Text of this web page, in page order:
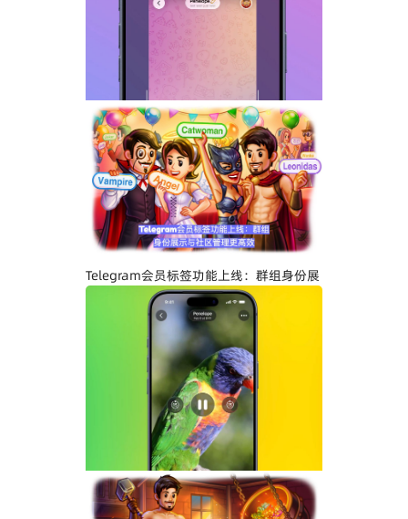
添加文字说明与表情内容
Telegram关闭私聊分享功能详解：增强聊
天隐私与内容保护
Telegram会员标签功能上线：群组身份展
示与社区管理更高效